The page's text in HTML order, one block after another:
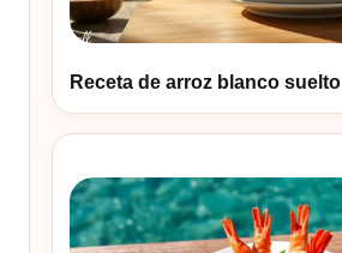
Receta de arroz blanco suelto